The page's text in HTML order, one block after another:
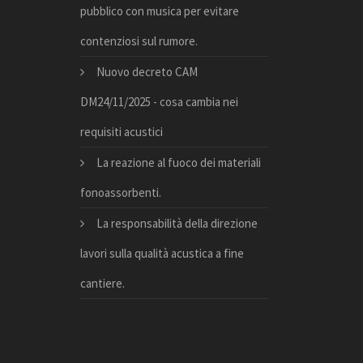
pubblico con musica per evitare
contenziosi sul rumore.
Nuovo decreto CAM
DM24/11/2025 - cosa cambia nei
requisiti acustici
La reazione al fuoco dei materiali
fonoassorbenti.
La responsabilità della direzione
lavori sulla qualità acustica a fine
cantiere.